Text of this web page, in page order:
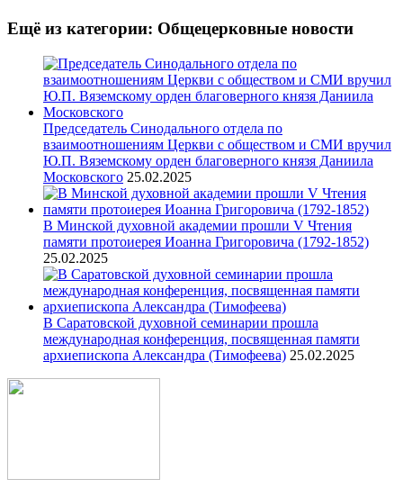
Ещё из категории: Общецерковные новости
Председатель Синодального отдела по
взаимоотношениям Церкви с обществом и СМИ вручил
Ю.П. Вяземскому орден благоверного князя Даниила
Московского 25.02.2025
В Минской духовной академии прошли V Чтения
памяти протоиерея Иоанна Григоровича (1792-1852)
25.02.2025
В Саратовской духовной семинарии прошла
международная конференция, посвященная памяти
архиепископа Александра (Тимофеева) 25.02.2025